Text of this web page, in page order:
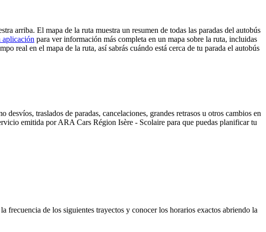
arriba. El mapa de la ruta muestra un resumen de todas las paradas del autobús
aplicación para ver información más completa en un mapa sobre la ruta, incluidas
real en el mapa de la ruta, así sabrás cuándo está cerca de tu parada el autobús
traslados de paradas, cancelaciones, grandes retrasos u otros cambios en
emitida por ARA Cars Région Isère - Scolaire para que puedas planificar tu
de los siguientes trayectos y conocer los horarios exactos abriendo la